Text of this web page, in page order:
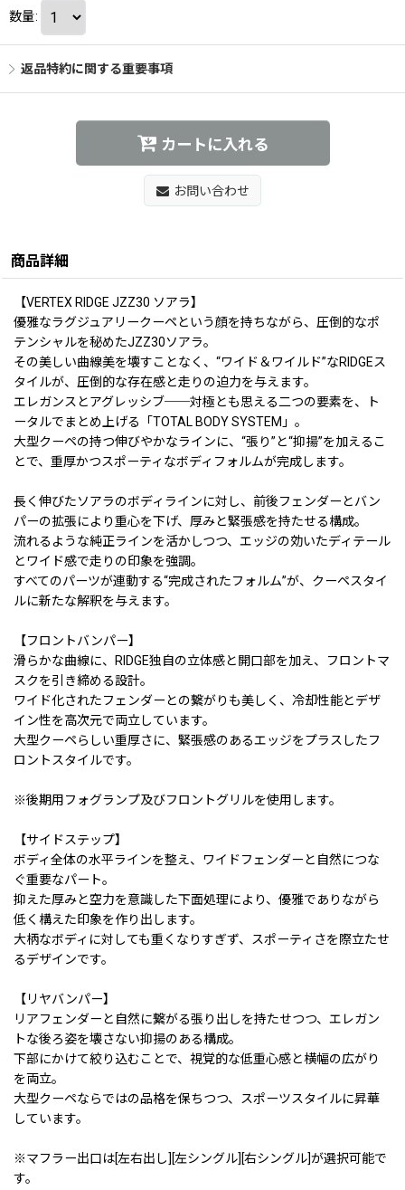
数量:
返品特約に関する重要事項
カートに入れる
お問い合わせ
商品詳細
【VERTEX RIDGE JZZ30 ソアラ】
優雅なラグジュアリークーペという顔を持ちながら、圧倒的なポ
テンシャルを秘めたJZZ30ソアラ。
その美しい曲線美を壊すことなく、“ワイド＆ワイルド”なRIDGEス
タイルが、圧倒的な存在感と走りの迫力を与えます。
エレガンスとアグレッシブ──対極とも思える二つの要素を、ト
ータルでまとめ上げる「TOTAL BODY SYSTEM」。
大型クーペの持つ伸びやかなラインに、“張り”と“抑揚”を加えるこ
とで、重厚かつスポーティなボディフォルムが完成します。
長く伸びたソアラのボディラインに対し、前後フェンダーとバン
パーの拡張により重心を下げ、厚みと緊張感を持たせる構成。
流れるような純正ラインを活かしつつ、エッジの効いたディテール
とワイド感で走りの印象を強調。
すべてのパーツが連動する“完成されたフォルム”が、クーペスタイ
ルに新たな解釈を与えます。
【フロントバンパー】
滑らかな曲線に、RIDGE独自の立体感と開口部を加え、フロントマ
スクを引き締める設計。
ワイド化されたフェンダーとの繋がりも美しく、冷却性能とデザ
イン性を高次元で両立しています。
大型クーペらしい重厚さに、緊張感のあるエッジをプラスしたフ
ロントスタイルです。
※後期用フォグランプ及びフロントグリルを使用します。
【サイドステップ】
ボディ全体の水平ラインを整え、ワイドフェンダーと自然につな
ぐ重要なパート。
抑えた厚みと空力を意識した下面処理により、優雅でありながら
低く構えた印象を作り出します。
大柄なボディに対しても重くなりすぎず、スポーティさを際立たせ
るデザインです。
【リヤバンパー】
リアフェンダーと自然に繋がる張り出しを持たせつつ、エレガン
トな後ろ姿を壊さない抑揚のある構成。
下部にかけて絞り込むことで、視覚的な低重心感と横幅の広がり
を両立。
大型クーペならではの品格を保ちつつ、スポーツスタイルに昇華
しています。
※マフラー出口は[左右出し][左シングル][右シングル]が選択可能で
す。